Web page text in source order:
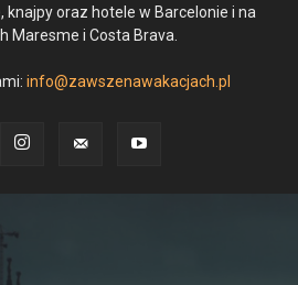
knajpy oraz hotele w Barcelonie i na
Maresme i Costa Brava.
info@zawszenawakacjach.pl